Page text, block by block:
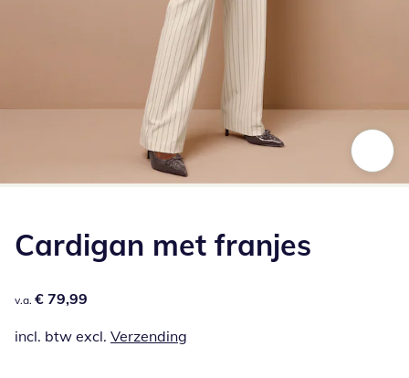
Cardigan met franjes
€ 79,99
v.a. € 79,99
incl. btw excl. Verzending